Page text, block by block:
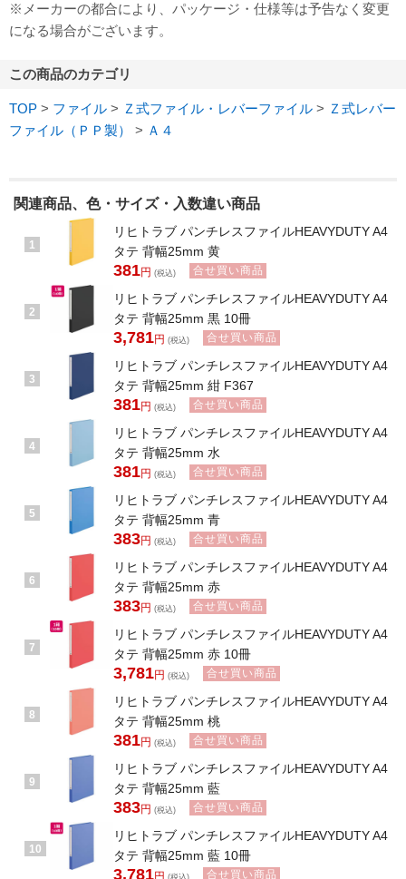
※メーカーの都合により、パッケージ・仕様等は予告なく変更
になる場合がございます。
この商品のカテゴリ
TOP > ファイル > Ｚ式ファイル・レバーファイル > Ｚ式レバー
ファイル（ＰＰ製）
> Ａ４
関連商品、色・サイズ・入数違い商品
1
リヒトラブ パンチレスファイルHEAVYDUTY A4
タテ 背幅25mm 黄
381円 (税込) 合せ買い商品
2
リヒトラブ パンチレスファイルHEAVYDUTY A4
タテ 背幅25mm 黒 10冊
3,781円 (税込) 合せ買い商品
3
リヒトラブ パンチレスファイルHEAVYDUTY A4
タテ 背幅25mm 紺 F367
381円 (税込) 合せ買い商品
4
リヒトラブ パンチレスファイルHEAVYDUTY A4
タテ 背幅25mm 水
381円 (税込) 合せ買い商品
5
リヒトラブ パンチレスファイルHEAVYDUTY A4
タテ 背幅25mm 青
383円 (税込) 合せ買い商品
6
リヒトラブ パンチレスファイルHEAVYDUTY A4
タテ 背幅25mm 赤
383円 (税込) 合せ買い商品
7
リヒトラブ パンチレスファイルHEAVYDUTY A4
タテ 背幅25mm 赤 10冊
3,781円 (税込) 合せ買い商品
8
リヒトラブ パンチレスファイルHEAVYDUTY A4
タテ 背幅25mm 桃
381円 (税込) 合せ買い商品
9
リヒトラブ パンチレスファイルHEAVYDUTY A4
タテ 背幅25mm 藍
383円 (税込) 合せ買い商品
10
リヒトラブ パンチレスファイルHEAVYDUTY A4
タテ 背幅25mm 藍 10冊
3,781 合せ買い商品